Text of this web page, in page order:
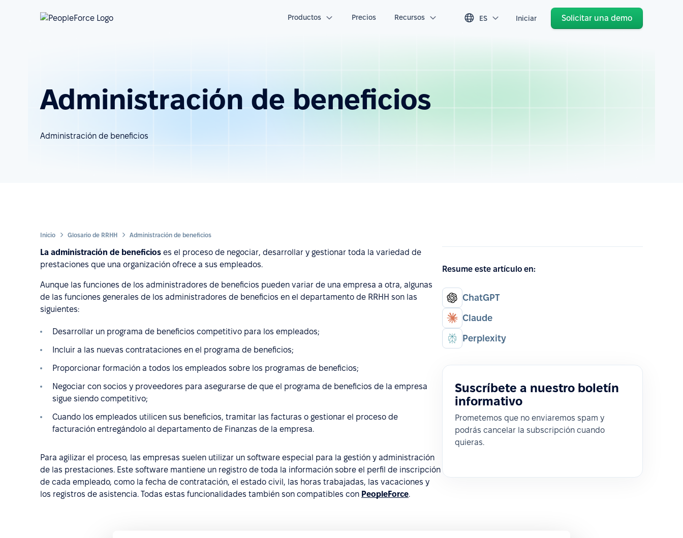
Productos Precios Recursos ES Iniciar Solicitar una demo
Administración de beneficios
Administración de beneficios
Inicio Glosario de RRHH Administración de beneficios
La administración de beneficios es el proceso de negociar, desarrollar y gestionar toda la variedad de
prestaciones que una organización ofrece a sus empleados.
Aunque las funciones de los administradores de beneficios pueden variar de una empresa a otra, algunas
de las funciones generales de los administradores de beneficios en el departamento de RRHH son las
siguientes:
Desarrollar un programa de beneficios competitivo para los empleados;
Incluir a las nuevas contrataciones en el programa de beneficios;
Proporcionar formación a todos los empleados sobre los programas de beneficios;
Negociar con socios y proveedores para asegurarse de que el programa de beneficios de la empresa
sigue siendo competitivo;
Cuando los empleados utilicen sus beneficios, tramitar las facturas o gestionar el proceso de
facturación entregándolo al departamento de Finanzas de la empresa.
Para agilizar el proceso, las empresas suelen utilizar un software especial para la gestión y administración
de las prestaciones. Este software mantiene un registro de toda la información sobre el perfil de inscripción
de cada empleado, como la fecha de contratación, el estado civil, las horas trabajadas, las vacaciones y
los registros de asistencia. Todas estas funcionalidades también son compatibles con PeopleForce.
Resume este artículo en:
ChatGPT
Claude
Perplexity
Suscríbete a nuestro boletín
informativo
Prometemos que no enviaremos spam y
podrás cancelar la subscripción cuando
quieras.